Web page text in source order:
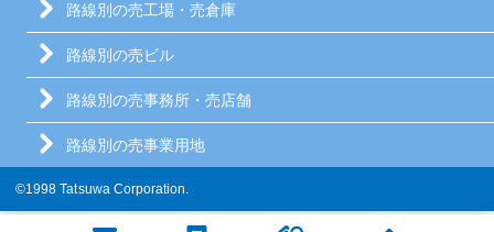
路線別の売工場・売倉庫
路線別の売ビル
路線別の売事務所・売店舗
路線別の売事業用地
©1998 Tatsuwa Corporation.